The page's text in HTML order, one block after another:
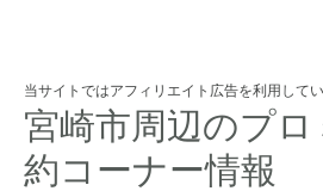
当サイトではアフィリエイト広告を利用してい
宮崎市周辺のプ
約コーナー情報